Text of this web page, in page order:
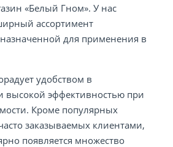
«Белый Гном». У нас
ассортимент
для применения в
удобством в
высокой эффективностью при
Кроме популярных
заказываемых клиентами,
появляется множество